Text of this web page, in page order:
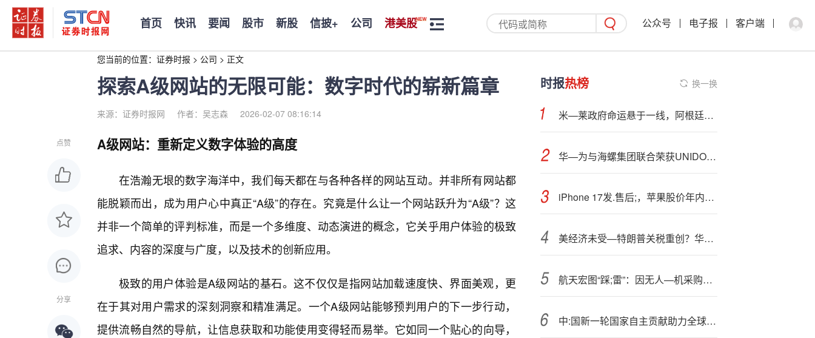
首页 快讯 要闻 股市 新股 信披+ 公司 港美股 公众号 电子报 客户端
您当前的位置： 证券时报 > 公司 > 正文
探索A级网站的无限可能：数字时代的崭新篇章
来源：证券时报网 作者：吴志森 2026-02-07 08:16:14
点赞
分享
A级网站：重新定义数字体验的高度
在浩瀚无垠的数字海洋中，我们每天都在与各种各样的网站互动。并非所有网站都
能脱颖而出，成为用户心中真正“A级”的存在。究竟是什么让一个网站跃升为“A级”？这
并非一个简单的评判标准，而是一个多维度、动态演进的概念，它关乎用户体验的极致
追求、内容的深度与广度，以及技术的创新应用。
极致的用户体验是A级网站的基石。这不仅仅是指网站加载速度快、界面美观，更
在于其对用户需求的深刻洞察和精准满足。一个A级网站能够预判用户的下一步行动，
提供流畅自然的导航，让信息获取和功能使用变得轻而易举。它如同一个贴心的向导，
时报热榜 换一换
米—莱政府命运悬于一线，阿根廷中期选举牵动自由市场改革前景
华—为与海螺集团联合荣获UNIDO 2025全球包容性数字经济解决方案奖
iPhone 17发.售后;，苹果股价年内转涨
美经济未受—特朗普关税重创？华尔街警告：只是被AI投资潮抵消了！
航天宏图“踩;雷”：因无人—机采购违规遭3年军采禁令，三季度营收和净利双降
中:国新一轮国家自主贡献助力全球应对气候变化